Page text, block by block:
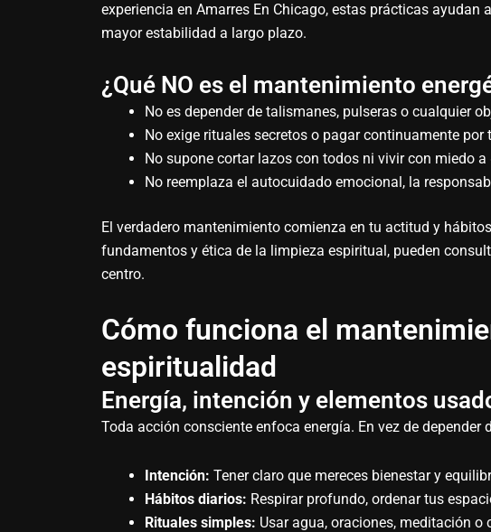
experiencia en Amarres En Chicago, estas prácticas ayudan
mayor estabilidad a largo plazo.
¿Qué NO es el mantenimiento
No es depender de talismanes, pulseras o cualquier
No exige rituales secretos o pagar continuamente por
No supone cortar lazos con todos ni vivir con miedo a
No reemplaza el autocuidado emocional, la
El verdadero mantenimiento comienza en tu actitud y
fundamentos y ética de la limpieza espiritual, pueden
centro.
Cómo funciona el
espiritualidad
Energía, intención y elementos
Toda acción consciente enfoca energía. En vez de
Intención: Tener claro que mereces bienestar y
Hábitos diarios: Respirar profundo, ordenar tus
Rituales simples: Usar agua, oraciones, meditación